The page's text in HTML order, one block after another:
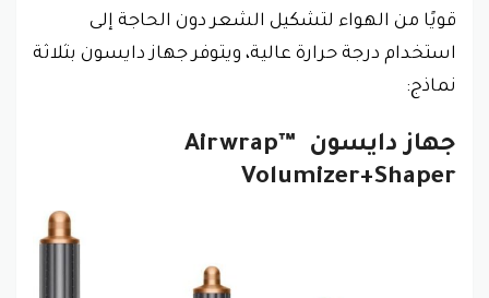
قويًا من الهواء لتشكيل الشعر دون الحاجة إلى
استخدام درجة حرارة عالية، ويتوفر جهاز دايسون بثلاثة
نماذج:
جهاز دايسون Airwrap™
Volumizer+Shaper